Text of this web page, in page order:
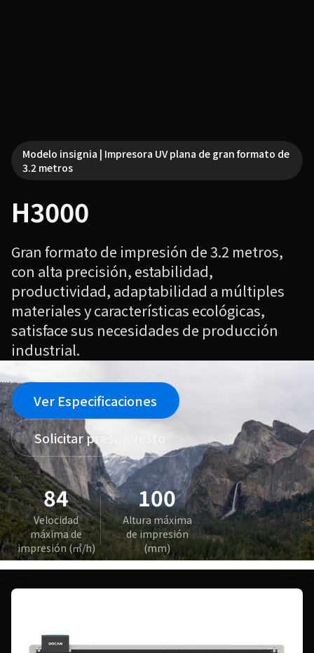
Modelo insignia | Impresora UV plana de gran formato de
3.2 metros
H3000
Gran formato de impresión de 3.2 metros,
con alta precisión, estabilidad,
productividad, adaptabilidad a múltiples
materiales y características ecológicas,
satisface sus necesidades de producción
industrial.
Ver Especificaciones
Solicitar presupuesto
84
Velocidad
máxima de
impresión (㎡/h)
100
Altura máxima
de impresión
(mm)